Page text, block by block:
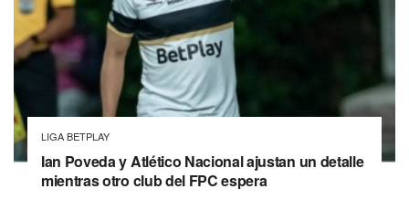
LIGA BETPLAY
Ian Poveda y Atlético Nacional ajustan un detalle
mientras otro club del FPC espera